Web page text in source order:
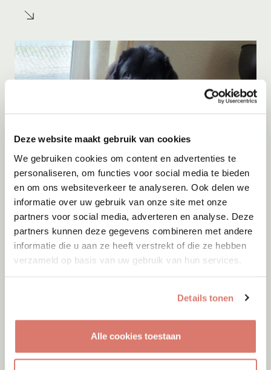
Deze website maakt gebruik van cookies
We gebruiken cookies om content en advertenties te
personaliseren, om functies voor social media te bieden
en om ons websiteverkeer te analyseren. Ook delen we
informatie over uw gebruik van onze site met onze
partners voor social media, adverteren en analyse. Deze
partners kunnen deze gegevens combineren met andere
informatie die u aan ze heeft verstrekt of die ze hebben
verzameld op basis van uw gebruik van hun services.
Details tonen
Alle cookies toestaan
Adoptie 09-08-2026
Knoet
Wessem